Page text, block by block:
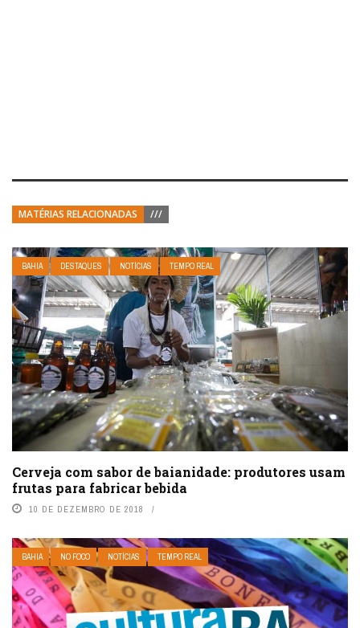
MATÉRIAS RELACIONADAS ///
BAHIA DESTAQUES NOTÍCIAS TEMPO REAL
Cerveja com sabor de baianidade: produtores usam
frutas para fabricar bebida
10 DE DEZEMBRO DE 2018
BAHIA NO FOCO NOTÍCIAS TEMPO REAL